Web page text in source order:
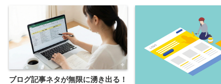
ブログ記事ネタが無限に湧き出る！